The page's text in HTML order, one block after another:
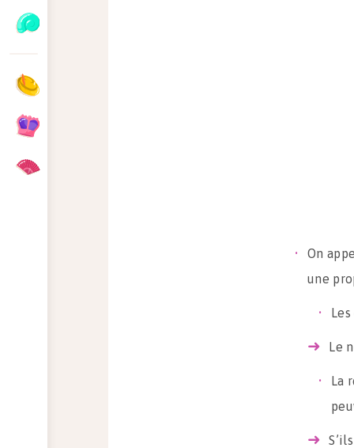
On
une
Le
La